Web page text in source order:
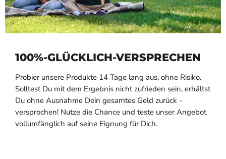
100%-GLÜCKLICH-VERSPRECHEN
Probier unsere Produkte 14 Tage lang aus, ohne Risiko.
Solltest Du mit dem Ergebnis nicht zufrieden sein, erhältst
Du ohne Ausnahme Dein gesamtes Geld zurück -
versprochen! Nutze die Chance und teste unser Angebot
vollumfänglich auf seine Eignung für Dich.